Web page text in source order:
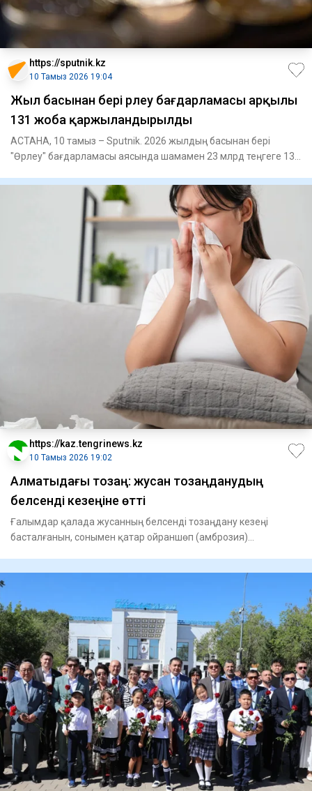
https://sputnik.kz
10 Тамыз 2026 19:04
Жыл басынан бері Өрлеу бағдарламасы арқылы
131 жоба қаржыландырылды
АСТАНА, 10 тамыз – Sputnik. 2026 жылдың басынан бері
"Өрлеу" бағдарламасы аясында шамамен 23 млрд теңгеге 131
https://kaz.tengrinews.kz
10 Тамыз 2026 19:02
Алматыдағы тозаң: жусан тозаңданудың
белсенді кезеңіне өтті
Ғалымдар қалада жусанның белсенді тозаңдану кезеңі
басталғанын, сонымен қатар ойраншөп (амброзия)